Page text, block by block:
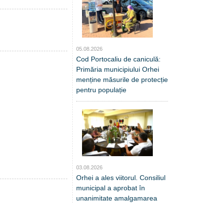
05.08.2026
Cod Portocaliu de caniculă:
Primăria municipiului Orhei
menține măsurile de protecție
pentru populație
03.08.2026
Orhei a ales viitorul. Consiliul
municipal a aprobat în
unanimitate amalgamarea